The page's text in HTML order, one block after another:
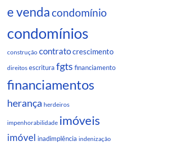
e vendacondomínio
condomínios
construção contratocrescimento
direitos escritura fgts financiamento
financiamentos
herança herdeiros
impenhorabilidade imóveis
imóvel inadimplência indenização